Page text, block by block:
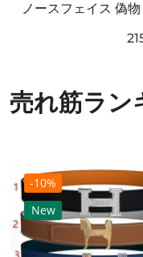
売れ筋ラン
-10%
New